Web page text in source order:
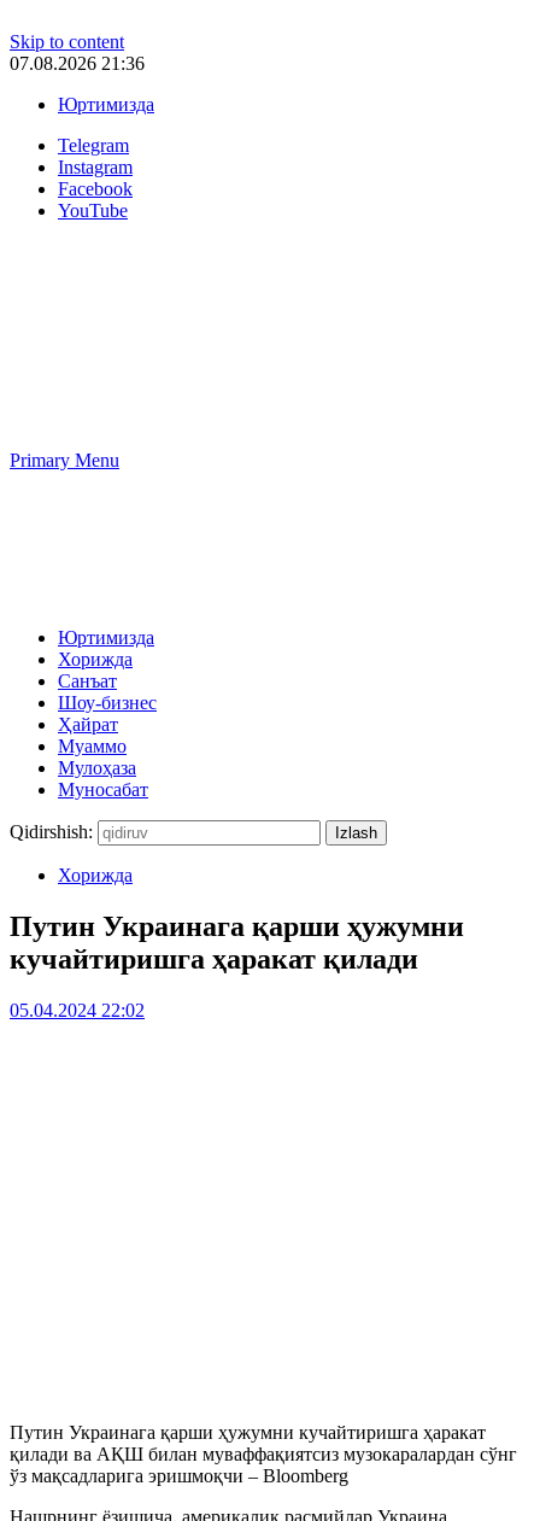
Skip to content
07.08.2026 21:36
Юртимизда
Telegram
Instagram
Facebook
YouTube
Primary Menu
Юртимизда
Хорижда
Санъат
Шоу-бизнес
Ҳайрат
Муаммо
Мулоҳаза
Муносабат
Qidirshish:
Хорижда
Путин Украинага қарши ҳужумни
кучайтиришга ҳаракат қилади
05.04.2024 22:02
Путин Украинага қарши ҳужумни кучайтиришга ҳаракат
қилади ва АҚШ билан муваффақиятсиз музокаралардан сўнг
ўз мақсадларига эришмоқчи – Bloomberg
Нашрнинг ёзишича, америкалик расмийлар Украина